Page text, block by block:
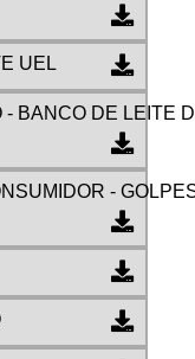
UEL
BANCO DE LEITE
-